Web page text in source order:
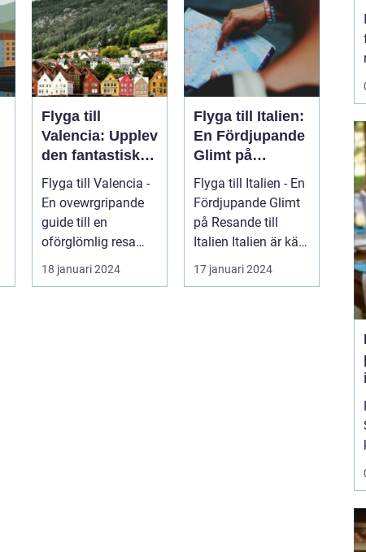
Flyga till
Valencia: Upplev
den fantastiska
staden
Flyga till Valencia -
En ovewrgripande
guide till en
oförglömlig resa
Introduktion:
Valencia, beläg...
18 januari 2024
Flyga till Italien:
En Fördjupande
Glimt på
Resande till
Italien
Flyga till Italien - En
Fördjupande Glimt
på Resande till
Italien Italien är känt
för sina fantasti...
17 januari 2024